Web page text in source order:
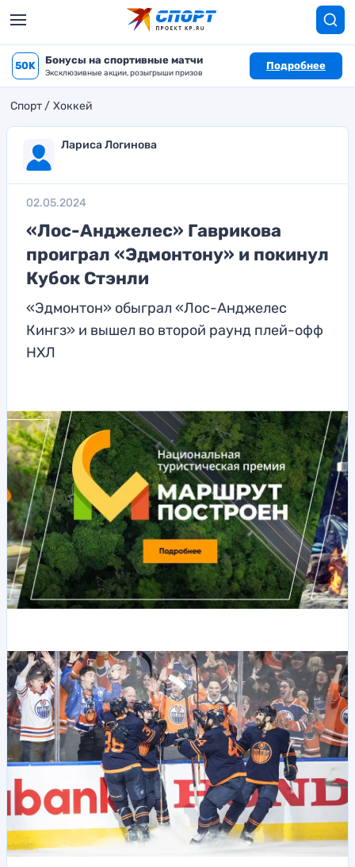
50K Бонусы на спортивные матчи
Эксклюзивные акции, розыгрыши призов
Подробнее
Спорт Хоккей
Лариса Логинова
02.05.2024
«Лос-Анджелес» Гаврикова
проиграл «Эдмонтону» и покинул
Кубок Стэнли
«Эдмонтон» обыграл «Лос-Анджелес
Кингз» и вышел во второй раунд плей-офф
НХЛ